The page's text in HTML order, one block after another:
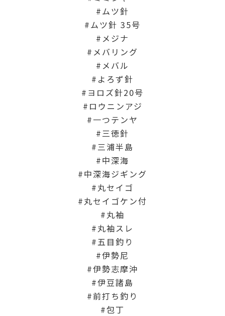
ムツ針
ムツ針 35号
メジナ
メバリング
メバル
よろず針
ヨロズ針20号
ロウニンアジ
一つテンヤ
三徳針
三浦半島
中深海
中深海ジギング
丸セイゴ
丸セイゴケン付
丸袖
丸袖スレ
五目釣り
伊勢尼
伊勢志摩沖
伊豆諸島
前打ち釣り
包丁